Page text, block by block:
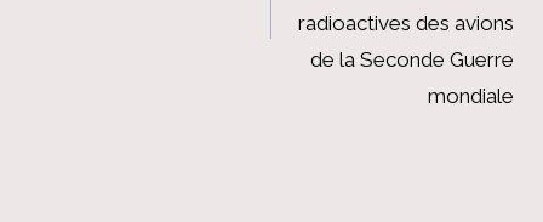
radioactives des avions
de la Seconde Guerre
mondiale